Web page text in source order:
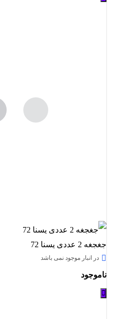
جغجغه 2 عددی یسنا 72
در انبار موجود نمی باشد
ناموجود